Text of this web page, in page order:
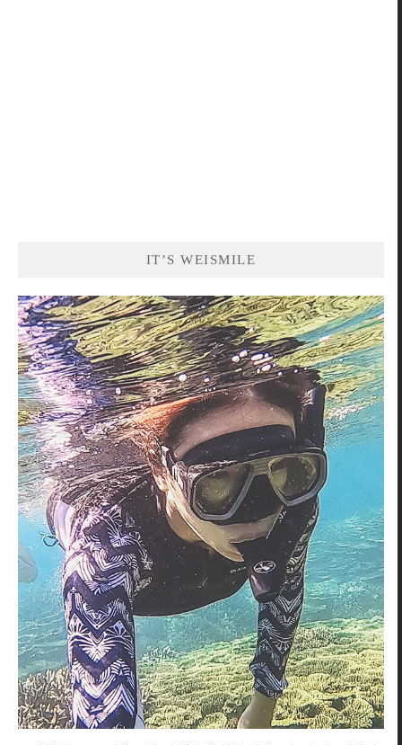
IT’S WEISMILE